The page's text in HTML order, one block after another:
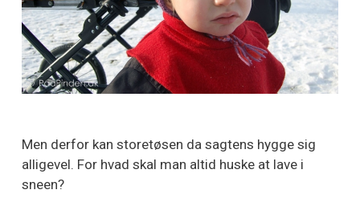
Men derfor kan storetøsen da sagtens hygge sig
alligevel. For hvad skal man altid huske at lave i
sneen?